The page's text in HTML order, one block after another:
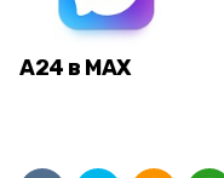
А24 в MAX